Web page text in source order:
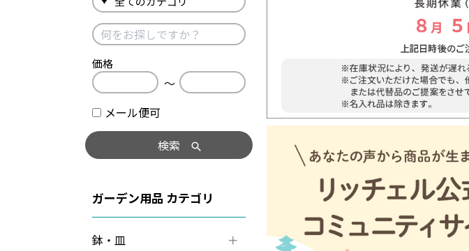
価格
〜
メール便可
検索
ガーデン用品
鉢・皿